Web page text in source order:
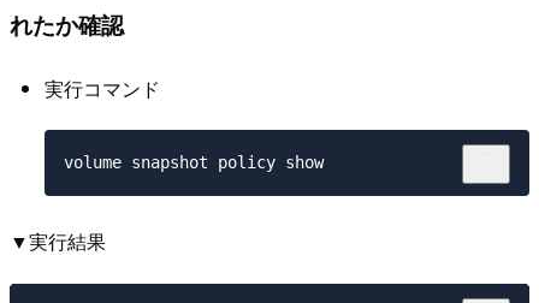
れたか確認
実行コマンド
volume snapshot policy show
▼実行結果